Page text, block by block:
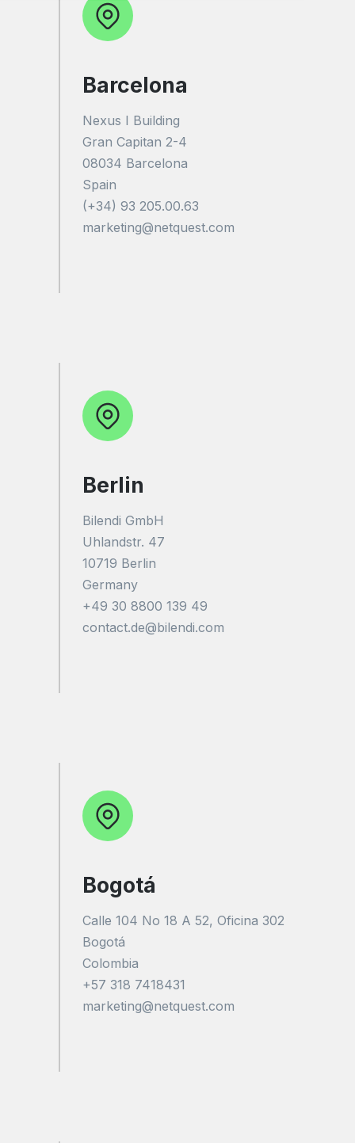
Barcelona
Nexus I Building
Gran Capitan 2-4
08034 Barcelona
Spain
(+34) 93 205.00.63
marketing@netquest.com
Berlin
Bilendi GmbH
Uhlandstr. 47
10719 Berlin
Germany
+49 30 8800 139 49
contact.de@bilendi.com
Bogotá
Calle 104 No 18 A 52, Oficina 302
Bogotá
Colombia
+57 318 7418431
marketing@netquest.com